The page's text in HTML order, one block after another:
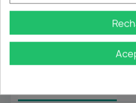
Atención profesional
Te ayudamos con cualquier